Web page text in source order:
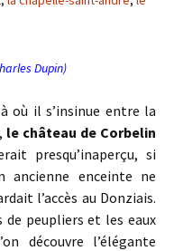
Dupin)
où il s’insinue entre la
le château de Corbelin
presqu’inaperçu, si
ancienne enceinte ne
l’accès au Donziais.
peupliers et les eaux
découvre l’élégante